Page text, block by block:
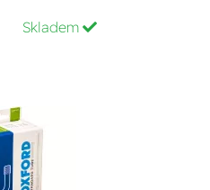
Skladem